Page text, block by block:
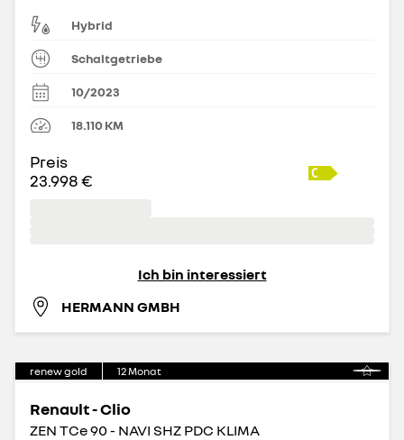
Hybrid
Schaltgetriebe
10/2023
18.110KM
Preis
23.998 €
Ich bin interessiert
HERMANN GMBH
renew gold 12Monat
Renault - Clio
ZEN TCe 90 - NAVI SHZ PDC KLIMA